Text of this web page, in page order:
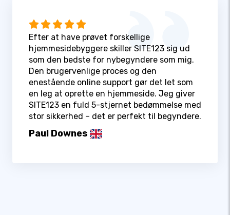
Efter at have prøvet forskellige
hjemmesidebyggere skiller SITE123 sig ud
som den bedste for nybegyndere som mig.
Den brugervenlige proces og den
enestående online support gør det let som
en leg at oprette en hjemmeside. Jeg giver
SITE123 en fuld 5-stjernet bedømmelse med
stor sikkerhed – det er perfekt til begyndere.
Paul Downes